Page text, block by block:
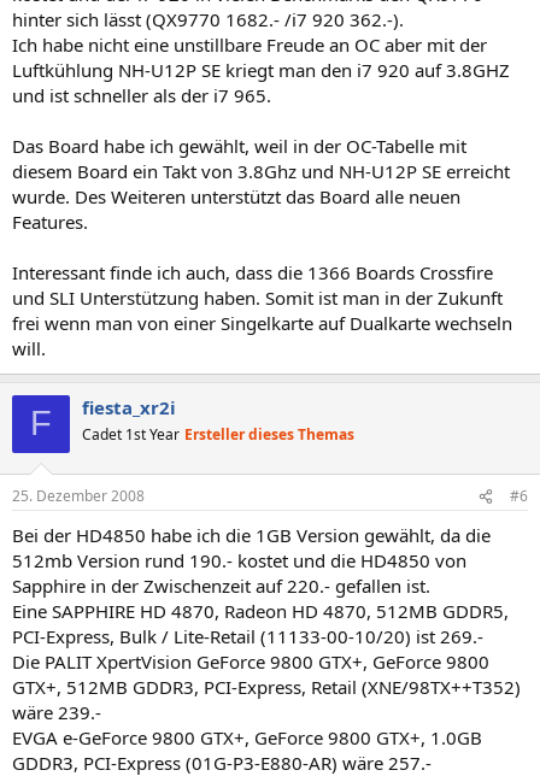
hinter sich lässt (QX9770 1682.- /i7 920 362.-).
Ich habe nicht eine unstillbare Freude an OC aber mit der
Luftkühlung NH-U12P SE kriegt man den i7 920 auf 3.8GHZ
und ist schneller als der i7 965.
Das Board habe ich gewählt, weil in der OC-Tabelle mit
diesem Board ein Takt von 3.8Ghz und NH-U12P SE erreicht
wurde. Des Weiteren unterstützt das Board alle neuen
Features.
Interessant finde ich auch, dass die 1366 Boards Crossfire
und SLI Unterstützung haben. Somit ist man in der Zukunft
frei wenn man von einer Singelkarte auf Dualkarte wechseln
will.
F fiesta_xr2i
Cadet 1st Year Ersteller dieses Themas
25. Dezember 2008 #6
Bei der HD4850 habe ich die 1GB Version gewählt, da die
512mb Version rund 190.- kostet und die HD4850 von
Sapphire in der Zwischenzeit auf 220.- gefallen ist.
Eine SAPPHIRE HD 4870, Radeon HD 4870, 512MB GDDR5,
PCI-Express, Bulk / Lite-Retail (11133-00-10/20) ist 269.-
Die PALIT XpertVision GeForce 9800 GTX+, GeForce 9800
GTX+, 512MB GDDR3, PCI-Express, Retail (XNE/98TX++T352)
wäre 239.-
EVGA e-GeForce 9800 GTX+, GeForce 9800 GTX+, 1.0GB
GDDR3, PCI-Express (01G-P3-E880-AR) wäre 257.-